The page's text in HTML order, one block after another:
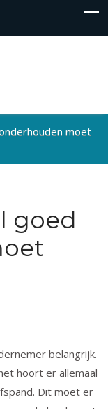
moet
goed
belangrijk.
hoort er allemaal
Dit moet er